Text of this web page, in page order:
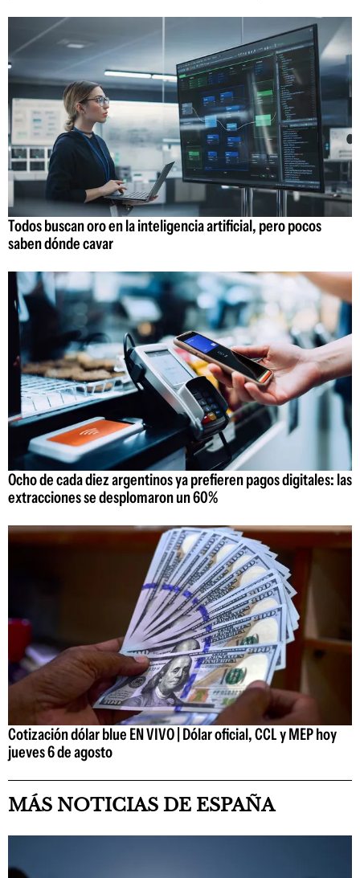
Todos buscan oro en la inteligencia artificial, pero pocos
saben dónde cavar
Ocho de cada diez argentinos ya prefieren pagos digitales: las
extracciones se desplomaron un 60%
Cotización dólar blue EN VIVO | Dólar oficial, CCL y MEP hoy
jueves 6 de agosto
MÁS NOTICIAS DE ESPAÑA